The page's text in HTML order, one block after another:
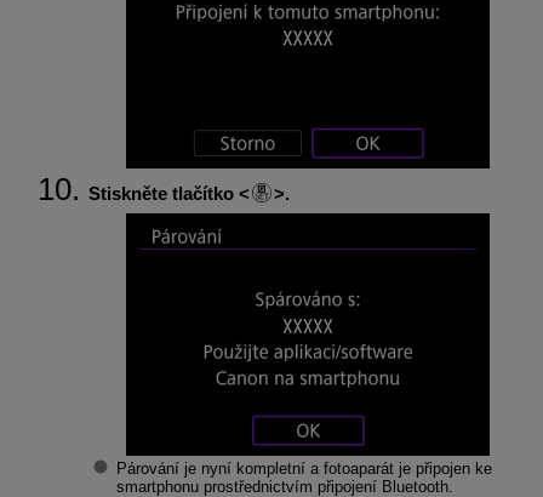
Stiskněte tlačítko .
Párování je nyní kompletní a fotoaparát je připojen ke
smartphonu prostřednictvím připojení Bluetooth.